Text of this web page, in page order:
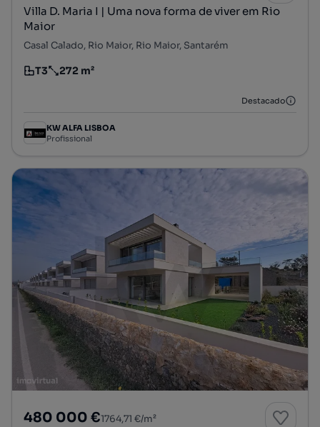
Villa D. Maria I | Uma nova forma de viver em Rio
Maior
Casal Calado, Rio Maior, Rio Maior, Santarém
Tipologia
T3
Preço por metro quadrado
272 m²
Destacado
KW ALFA LISBOA
Profissional
480 000 €1764,71 €/m²